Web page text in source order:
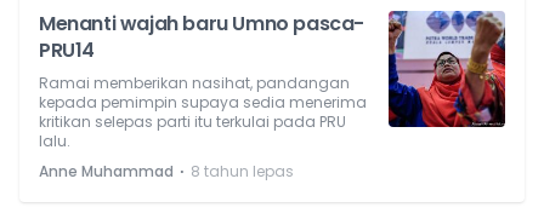
Menanti wajah baru Umno pasca-
PRU14
Ramai memberikan nasihat, pandangan
kepada pemimpin supaya sedia menerima
kritikan selepas parti itu terkulai pada PRU
lalu.
Anne Muhammad ⋅ 8 tahun lepas